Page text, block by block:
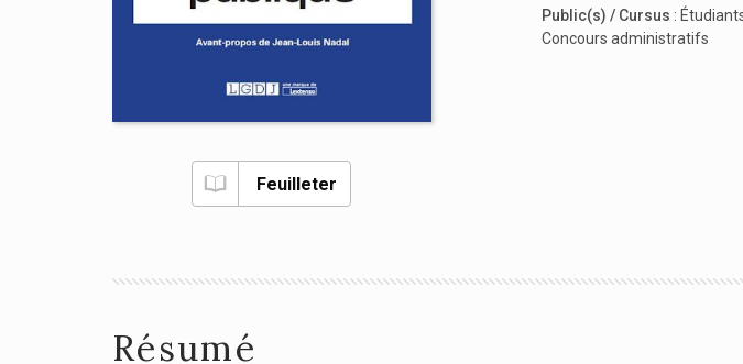
Feuilleter
Public(s) / Cursus :
Concours administratifs
Résumé